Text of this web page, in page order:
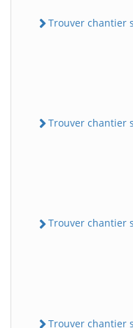
Trouver chantier
Trouver chantier
Trouver chantier
Trouver chantier